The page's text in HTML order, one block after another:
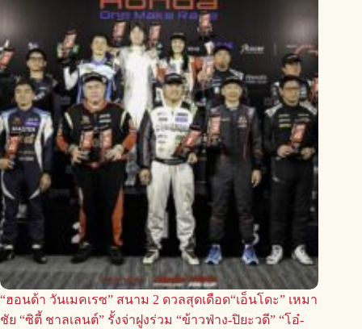
“ฮอนด้า วันเมคเรซ” สนาม 2 ดวลสุดเดือด“เอ็นโดะ” เหมา
ชัย “ซิตี้ ชาลเลนต์” รั้งจ่าฝูงร่วม “ข้าวฟ่าง-ปิยะวดี” “โอ๋-